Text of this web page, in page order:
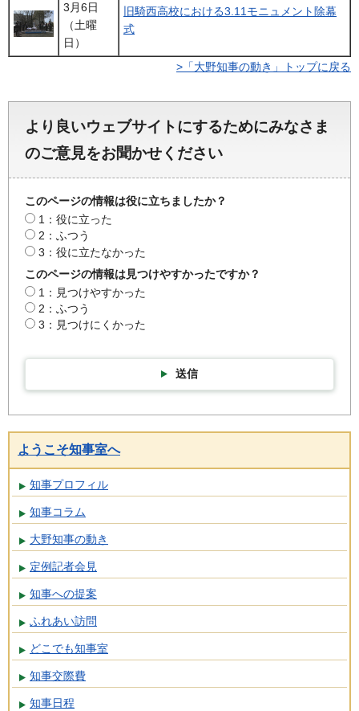
3月6日
（土曜
日）
旧騎西高校における3.11モニュメント除幕
式
>「大野知事の動き」トップに戻る
より良いウェブサイトにするためにみなさま
のご意見をお聞かせください
このページの情報は役に立ちましたか？
1：役に立った
2：ふつう
3：役に立たなかった
このページの情報は見つけやすかったですか？
1：見つけやすかった
2：ふつう
3：見つけにくかった
送信
ようこそ知事室へ
知事プロフィル
知事コラム
大野知事の動き
定例記者会見
知事への提案
ふれあい訪問
どこでも知事室
知事交際費
知事日程